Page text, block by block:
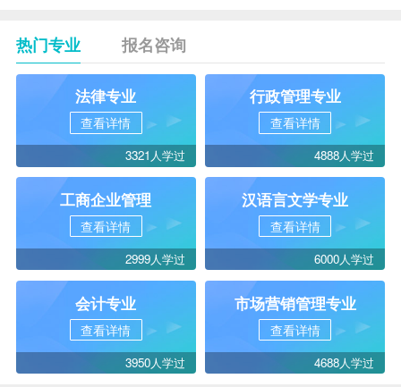
热门专业 报名咨询
法律专业
查看详情
3321人学过
行政管理专业
查看详情
4888人学过
工商企业管理
查看详情
2999人学过
汉语言文学专业
查看详情
6000人学过
会计专业
查看详情
3950人学过
市场营销管理专业
查看详情
4688人学过